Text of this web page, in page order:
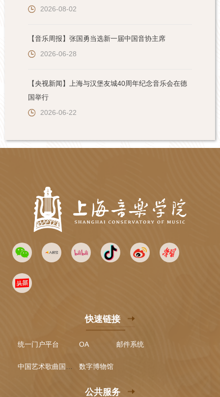
2026-08-02
【音乐周报】张国勇当选新一届中国音协主席
2026-06-28
【央视新闻】上海与汉堡友城40周年纪念音乐会在德
国举行
2026-06-22
快速链接
统一门户平台 OA 邮件系统
中国艺术歌曲国际声乐比赛 数字博物馆
公共服务